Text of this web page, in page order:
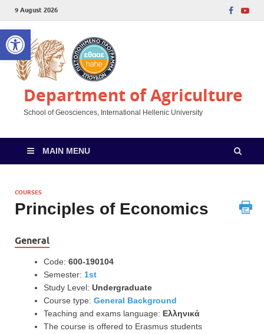
Open toolbar
9 August 2026
Department of Agriculture
School of Geosciences, International Hellenic University
MAIN MENU
COURSES
Principles of Economics
General
Code: 600-190104
Semester: 1st
Study Level: Undergraduate
Course type: General Background
Teaching and exams language: Ελληνικά
The course is offered to Erasmus students